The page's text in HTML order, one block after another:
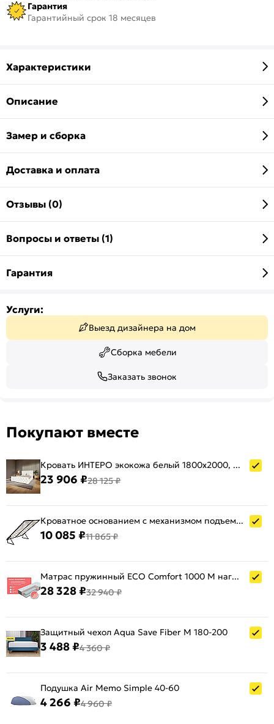
Гарантия
Гарантийный срок 18 месяцев
Характеристики
Описание
Замер и сборка
Доставка и оплата
Отзывы (0)
Вопросы и ответы (1)
Гарантия
Услуги:
Выезд дизайнера на дом
Сборка мебели
Заказать звонок
Покупают вместе
Кровать ИНТЕРО экокожа белый 1800x2000, изголовье мягкое
23 906 ₽28 125 ₽
Кроватное основанием с механизмом подъема 180х200
10 085 ₽11 865 ₽
Матрас пружинный ECO Comfort 1000 M нагрузка до 140 кг 1800x2000
28 328 ₽32 940 ₽
Защитный чехол Aqua Save Fiber M 180-200
3 488 ₽4 360 ₽
Подушка Air Memo Simple 40-60
4 266 ₽4 960 ₽